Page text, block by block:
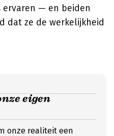
— en beiden
dat ze de werkelijkheid
eigen
onze realiteit een